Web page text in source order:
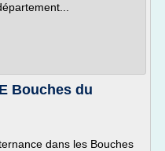
Bouches du
dans les Bouches